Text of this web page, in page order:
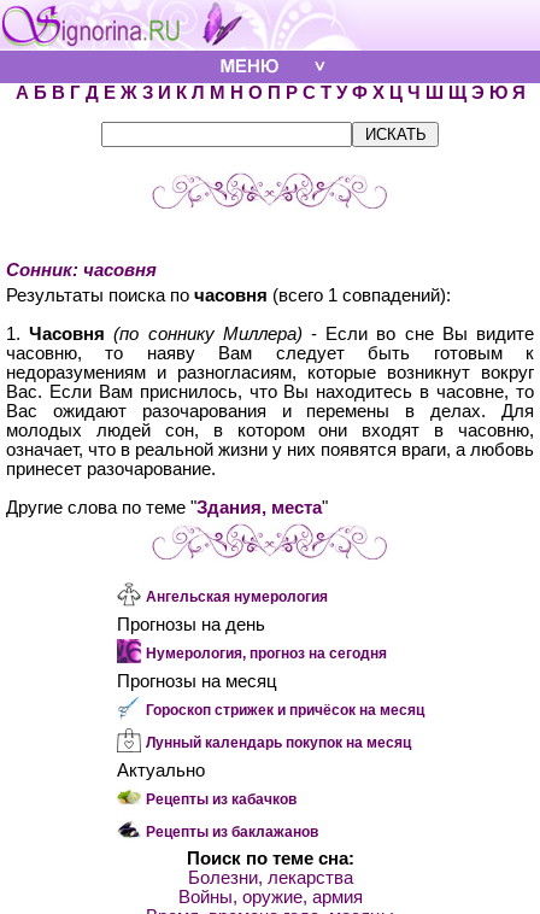
А Б В Г Д Е Ж З И К Л М Н О П Р С Т У Ф Х Ц Ч Ш Щ Э Ю Я
Сонник: часовня
Результаты поиска по часовня (всего 1 совпадений):
1.Часовня(по соннику Миллера) - Если во сне Вы видите
часовню, то наяву Вам следует быть готовым к
недоразумениям и разногласиям, которые возникнут вокруг
Вас. Если Вам приснилось, что Вы находитесь в часовне, то
Вас ожидают разочарования и перемены в делах. Для
молодых людей сон, в котором они входят в часовню,
означает, что в реальной жизни у них появятся враги, а любовь
принесет разочарование.
Другие слова по теме "Здания, места"
Ангельская нумерология
Прогнозы на день
Нумерология, прогноз на сегодня
Прогнозы на месяц
Гороскоп стрижек и причёсок на месяц
Лунный календарь покупок на месяц
Актуально
Рецепты из кабачков
Рецепты из баклажанов
Поиск по теме сна:
Болезни, лекарства
Войны, оружие, армия